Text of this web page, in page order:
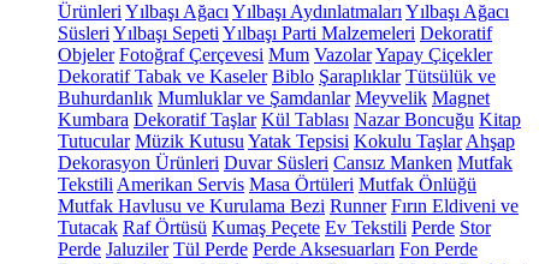
Ürünleri Yılbaşı Ağacı Yılbaşı Aydınlatmaları Yılbaşı Ağacı
Süsleri Yılbaşı Sepeti Yılbaşı Parti Malzemeleri Dekoratif
Objeler Fotoğraf Çerçevesi Mum VazolarYapay Çiçekler
Dekoratif Tabak ve Kaseler Biblo Şaraplıklar Tütsülük ve
Buhurdanlık Mumluklar ve Şamdanlar Meyvelik Magnet
Kumbara Dekoratif Taşlar Kül Tablası Nazar Boncuğu Kitap
Tutucular Müzik Kutusu Yatak Tepsisi Kokulu Taşlar Ahşap
Dekorasyon Ürünleri Duvar Süsleri Cansız Manken Mutfak
Tekstili Amerikan Servis Masa Örtüleri Mutfak Önlüğü
Mutfak Havlusu ve Kurulama Bezi Runner Fırın Eldiveni ve
Tutacak Raf Örtüsü Kumaş Peçete Ev Tekstili Perde Stor
Perde Jaluziler Tül Perde Perde Aksesuarları Fon Perde